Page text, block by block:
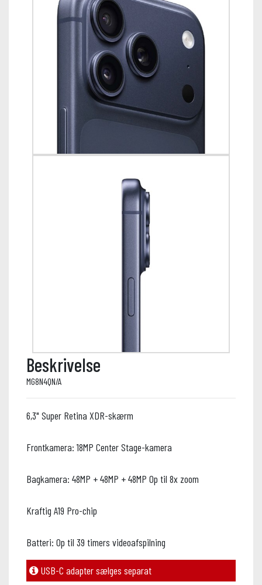
Beskrivelse
MG8N4QN/A
6,3" Super Retina XDR-skærm
Frontkamera: 18MP Center Stage-kamera
Bagkamera: 48MP + 48MP + 48MP Op til 8x zoom
Kraftig A19 Pro-chip
Batteri: Op til 39 timers videoafspilning
USB-C adapter sælges separat